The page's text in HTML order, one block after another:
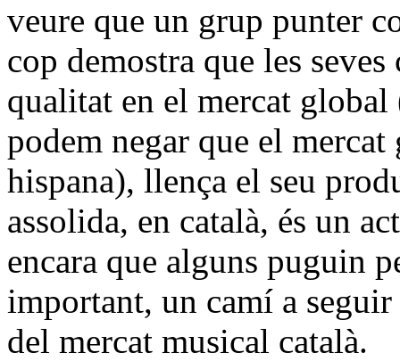
veure que un grup punter
cop demostra que les
qualitat en el mercat global
podem negar que el
hispana), llença el seu
assolida, en català, és un
encara que alguns puguin
important, un camí a
del mercat musical català.